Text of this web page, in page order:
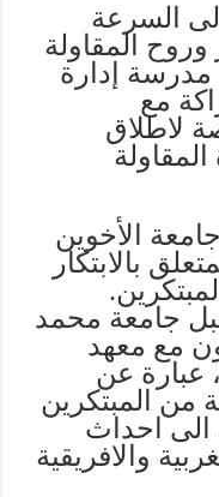
السرعة
وروح المقاولة
إدارة
مع
لاطلاق
الأخوين
بالابتكار
جامعة محمد
مع معهد
عبارة عن
المبتكرين
الى احداث
والافريقية